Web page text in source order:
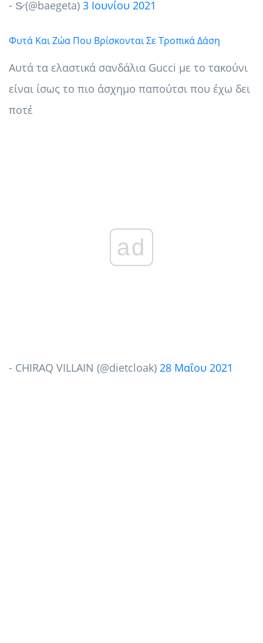
- S̷ (@baegeta) 3 Ιουνίου 2021
Φυτά Και Ζώα Που Βρίσκονται Σε Τροπικά Δάση
Αυτά τα ελαστικά σανδάλια Gucci με το τακούνι
είναι ίσως το πιο άσχημο παπούτσι που έχω δει
ποτέ
ad
- CHIRAQ VILLAIN (@dietcloak) 28 Μαΐου 2021